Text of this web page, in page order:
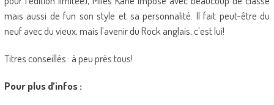
mais aussi de fun son style et sa personnalité. Il fait peut-être du
neuf avec du vieux, mais l’avenir du Rock anglais, c’est lui!
Titres conseillés : à peu près tous!
Pour plus d’infos :